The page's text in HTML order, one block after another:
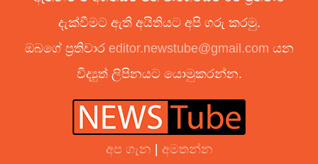
දැක්වීමට ඇති අයිතියට අපි ගරු කරමු.
ඔබගේ ප්‍රතිචාර editor.newstube@gmail.com යන
විද්‍යුත් ලිපිනයට යොමුකරන්න.
අප ගැන අමතන්න